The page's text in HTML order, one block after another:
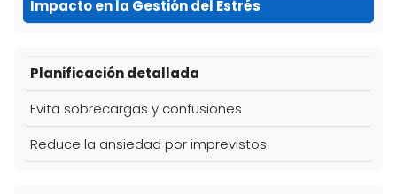
Impacto en la Gestión del Estrés
Planificación detallada
Evita sobrecargas y confusiones
Reduce la ansiedad por imprevistos